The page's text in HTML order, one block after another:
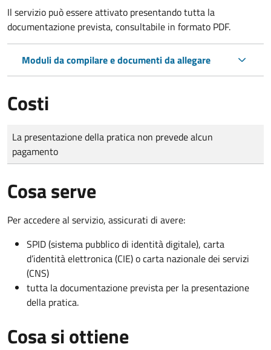
Il servizio può essere attivato presentando tutta la
documentazione prevista, consultabile in formato PDF.
Moduli da compilare e documenti da allegare
Costi
Tipo di pagamento
Importo
La presentazione della pratica non prevede alcun
pagamento
Cosa serve
Per accedere al servizio, assicurati di avere:
SPID (sistema pubblico di identità digitale), carta
d’identità elettronica (CIE) o carta nazionale dei servizi
(CNS)
tutta la documentazione prevista per la presentazione
della pratica.
Cosa si ottiene